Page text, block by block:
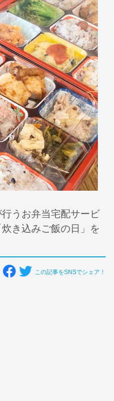
うお弁当宅配サービ
き込みご飯の日」を
この記事をSNSでシェア！